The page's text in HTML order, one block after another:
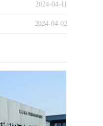
2024-04-11
2024-04-02